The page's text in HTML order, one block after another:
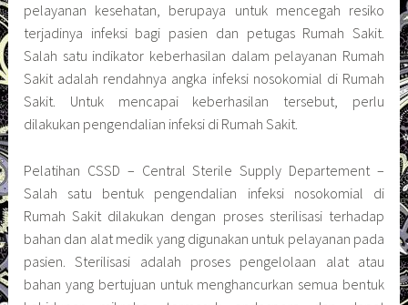
pelayanan kesehatan, berupaya untuk mencegah resiko
terjadinya infeksi bagi pasien dan petugas Rumah Sakit.
Salah satu indikator keberhasilan dalam pelayanan Rumah
Sakit adalah rendahnya angka infeksi nosokomial di Rumah
Sakit. Untuk mencapai keberhasilan tersebut, perlu
dilakukan pengendalian infeksi di Rumah Sakit.
Pelatihan CSSD – Central Sterile Supply Departement –
Salah satu bentuk pengendalian infeksi nosokomial di
Rumah Sakit dilakukan dengan proses sterilisasi terhadap
bahan dan alat medik yang digunakan untuk pelayanan pada
pasien. Sterilisasi adalah proses pengelolaan alat atau
bahan yang bertujuan untuk menghancurkan semua bentuk